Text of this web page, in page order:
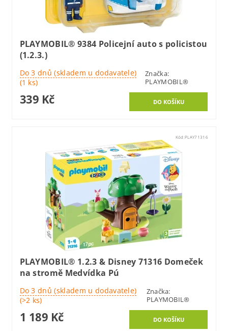
PLAYMOBIL® 9384 Policejní auto s policistou
(1.2.3.)
Do 3 dnů (skladem u dodavatele)
(1 ks)
Značka:
PLAYMOBIL®
339 Kč
Kód:PLAY71316
PLAYMOBIL® 1.2.3 & Disney 71316 Domeček
na stromě Medvídka Pú
Do 3 dnů (skladem u dodavatele)
(>2 ks)
Značka:
PLAYMOBIL®
1 189 Kč